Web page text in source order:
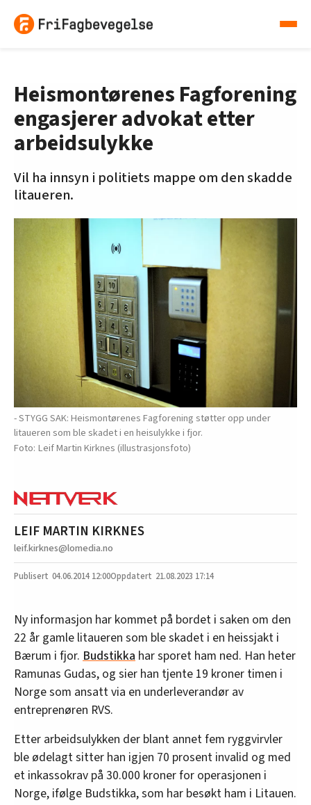
Heismontørenes Fagforening
engasjerer advokat etter
arbeidsulykke
Vil ha innsyn i politiets mappe om den skadde
litaueren.
- STYGG SAK: Heismontørenes Fagforening støtter opp under
litaueren som ble skadet i en heisulykke i fjor.
Leif Martin Kirknes (illustrasjonsfoto)
LEIF MARTIN KIRKNES
leif.kirknes@lomedia.no
04.06.2014 12:00 21.08.2023 17:14
Ny informasjon har kommet på bordet i saken om den
22 år gamle litaueren som ble skadet i en heissjakt i
Bærum i fjor. Budstikka har sporet ham ned. Han heter
Ramunas Gudas, og sier han tjente 19 kroner timen i
Norge som ansatt via en underleverandør av
entreprenøren RVS.
Etter arbeidsulykken der blant annet fem ryggvirvler
ble ødelagt sitter han igjen 70 prosent invalid og med
et inkassokrav på 30.000 kroner for operasjonen i
Norge, ifølge Budstikka, som har besøkt ham i Litauen.